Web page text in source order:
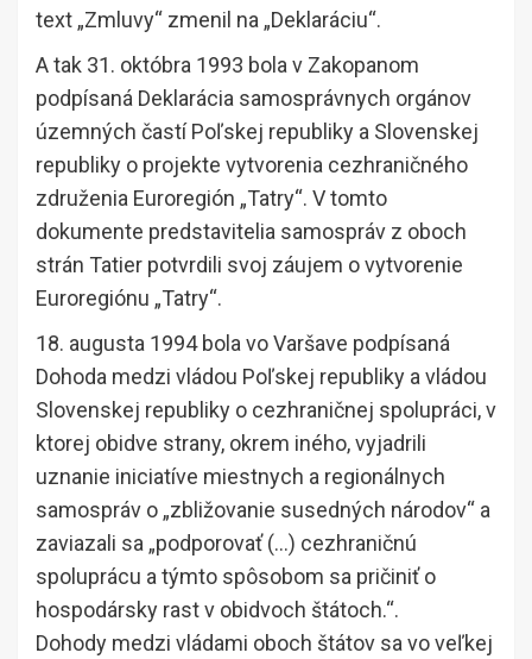
text „Zmluvy“ zmenil na „Deklaráciu“.
A tak 31. októbra 1993 bola v Zakopanom
podpísaná Deklarácia samosprávnych orgánov
územných častí Poľskej republiky a Slovenskej
republiky o projekte vytvorenia cezhraničného
združenia Euroregión „Tatry“. V tomto
dokumente predstavitelia samospráv z oboch
strán Tatier potvrdili svoj záujem o vytvorenie
Euroregiónu „Tatry“.
18. augusta 1994 bola vo Varšave podpísaná
Dohoda medzi vládou Poľskej republiky a vládou
Slovenskej republiky o cezhraničnej spolupráci, v
ktorej obidve strany, okrem iného, vyjadrili
uznanie iniciatíve miestnych a regionálnych
samospráv o „zbližovanie susedných národov“ a
zaviazali sa „podporovať (…) cezhraničnú
spoluprácu a týmto spôsobom sa pričiniť o
hospodársky rast v obidvoch štátoch.“.
Dohody medzi vládami oboch štátov sa vo veľkej